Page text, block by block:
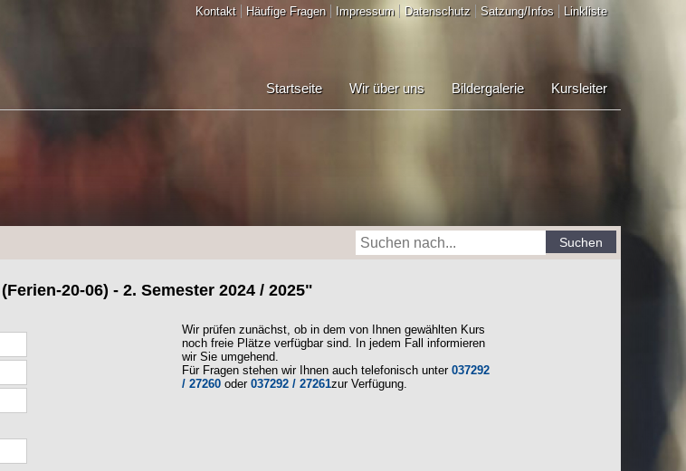
Kontakt Häufige Fragen Impressum Datenschutz Satzung/Infos Linkliste
Kursleiter
Bildergalerie
Wir über uns
Startseite
Suchen
20-06) - 2. Semester 2024 / 2025"
Wir prüfen zunächst, ob in dem von Ihnen gewählten Kurs
noch freie Plätze verfügbar sind. In jedem Fall informieren
wir Sie umgehend.
Für Fragen stehen wir Ihnen auch telefonisch unter037292
/ 27260 oder037292 / 27261zur Verfügung.